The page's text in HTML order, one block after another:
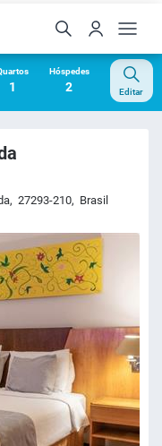
1
Hóspedes
2 Editar
, 27293-210, Brasil